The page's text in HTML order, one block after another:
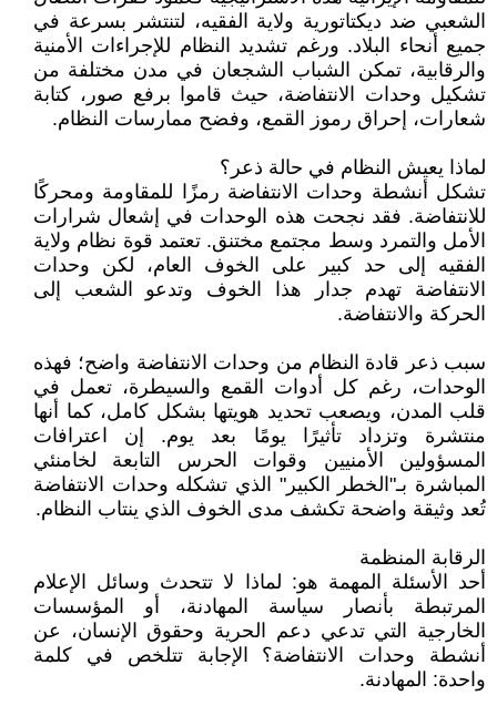
الشعبي ضد ديكتاتورية ولاية الفقيه، لتنتشر بسرعة في
جميع أنحاء البلاد. ورغم تشديد النظام للإجراءات الأمنية
والرقابية، تمكن الشباب الشجعان في مدن مختلفة من
تشكيل وحدات الانتفاضة، حيث قاموا برفع صور، كتابة
شعارات، إحراق رموز القمع، وفضح ممارسات النظام.
لماذا يعيش النظام في حالة ذعر؟
تشكل أنشطة وحدات الانتفاضة رمزًا للمقاومة ومحركًا
للانتفاضة. فقد نجحت هذه الوحدات في إشعال شرارات
الأمل والتمرد وسط مجتمع مختنق. تعتمد قوة نظام ولاية
الفقيه إلى حد كبير على الخوف العام، لكن وحدات
الانتفاضة تهدم جدار هذا الخوف وتدعو الشعب إلى
الحركة والانتفاضة.
سبب ذعر قادة النظام من وحدات الانتفاضة واضح؛ فهذه
الوحدات، رغم كل أدوات القمع والسيطرة، تعمل في
قلب المدن، ويصعب تحديد هويتها بشكل كامل، كما أنها
منتشرة وتزداد تأثيرًا يومًا بعد يوم. إن اعترافات
المسؤولين الأمنيين وقوات الحرس التابعة لخامنئي
المباشرة بـ"الخطر الكبير" الذي تشكله وحدات الانتفاضة
تُعد وثيقة واضحة تكشف مدى الخوف الذي ينتاب النظام.
الرقابة المنظمة
أحد الأسئلة المهمة هو: لماذا لا تتحدث وسائل الإعلام
المرتبطة بأنصار سياسة المهادنة، أو المؤسسات
الخارجية التي تدعي دعم الحرية وحقوق الإنسان، عن
أنشطة وحدات الانتفاضة؟ الإجابة تتلخص في كلمة
واحدة: المهادنة.